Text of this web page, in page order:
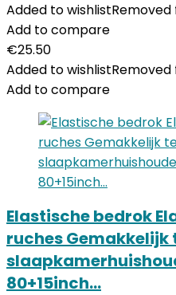
Added to wishlist
Add to compare
€25.50
Added to wishlist
Add to compare
Elastische bedrok
ruches Gemakkelijk
80+15inch…